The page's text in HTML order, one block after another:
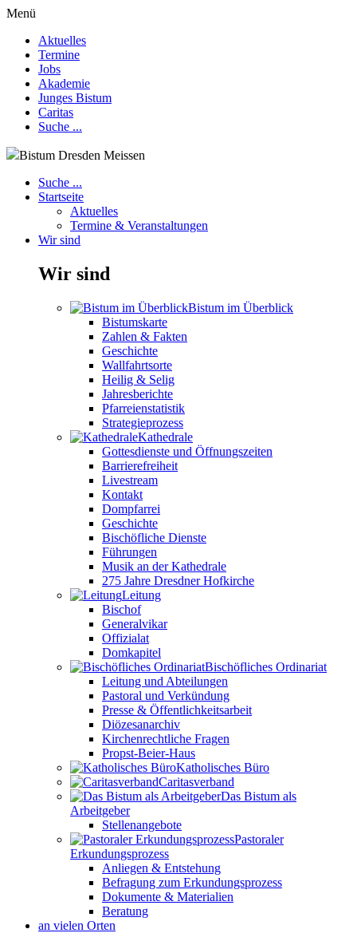
Menü
Aktuelles
Termine
Jobs
Akademie
Junges Bistum
Caritas
Suche ...
Bistum Dresden Meissen
Suche ...
Startseite
Aktuelles
Termine & Veranstaltungen
Wir sind
Wir sind
Bistum im Überblick
Bistumskarte
Zahlen & Fakten
Geschichte
Wallfahrtsorte
Heilig & Selig
Jahresberichte
Pfarreienstatistik
Strategieprozess
Kathedrale
Gottesdienste und Öffnungszeiten
Barrierefreiheit
Livestream
Kontakt
Dompfarrei
Geschichte
Bischöfliche Dienste
Führungen
Musik an der Kathedrale
275 Jahre Dresdner Hofkirche
Leitung
Bischof
Generalvikar
Offizialat
Domkapitel
Bischöfliches Ordinariat
Leitung und Abteilungen
Pastoral und Verkündung
Presse & Öffentlichkeitsarbeit
Diözesanarchiv
Kirchenrechtliche Fragen
Propst-Beier-Haus
Katholisches Büro
Caritasverband
Das Bistum als
Arbeitgeber
Stellenangebote
Pastoraler
Erkundungsprozess
Anliegen & Entstehung
Befragung zum Erkundungsprozess
Dokumente & Materialien
Beratung
an vielen Orten